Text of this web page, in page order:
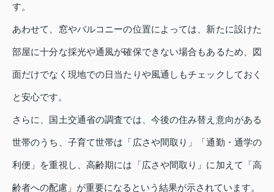
す。
あわせて、窓やバルコニーの位置によっては、新たに設けた
部屋に十分な採光や通風が確保できない場合もあるため、図
面だけでなく現地での日当たりや風通しもチェックしておく
と安心です。
さらに、国土交通省の調査では、今後の住み替え意向がある
世帯のうち、子育て世帯は「広さや間取り」「通勤・通学の
利便」を重視し、高齢期には「広さや間取り」に加えて「高
齢者への配慮」が重要になるという結果が示されています。